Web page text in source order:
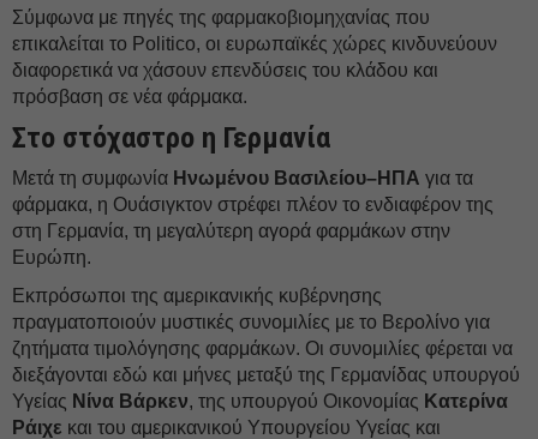
Σύμφωνα με πηγές της φαρμακοβιομηχανίας που
επικαλείται το Politico, οι ευρωπαϊκές χώρες κινδυνεύουν
διαφορετικά να χάσουν επενδύσεις του κλάδου και
πρόσβαση σε νέα φάρμακα.
Στο στόχαστρο η Γερμανία
Μετά τη συμφωνία Ηνωμένου Βασιλείου–ΗΠΑ για τα
φάρμακα, η Ουάσιγκτον στρέφει πλέον το ενδιαφέρον της
στη Γερμανία, τη μεγαλύτερη αγορά φαρμάκων στην
Ευρώπη.
Εκπρόσωποι της αμερικανικής κυβέρνησης
πραγματοποιούν μυστικές συνομιλίες με το Βερολίνο για
ζητήματα τιμολόγησης φαρμάκων. Οι συνομιλίες φέρεται να
διεξάγονται εδώ και μήνες μεταξύ της Γερμανίδας υπουργού
Υγείας Νίνα Βάρκεν, της υπουργού Οικονομίας Κατερίνα
Ράιχε και του αμερικανικού Υπουργείου Υγείας και